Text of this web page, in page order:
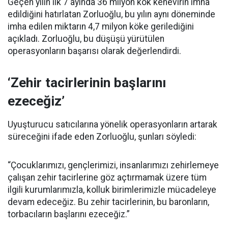
Geçen yılın ilk 7 ayında 36 milyon kök kenevirin imha
edildiğini hatırlatan Zorluoğlu, bu yılın aynı döneminde
imha edilen miktarın 4,7 milyon köke gerilediğini
açıkladı. Zorluoğlu, bu düşüşü yürütülen
operasyonların başarısı olarak değerlendirdi.
‘Zehir tacirlerinin başlarını
ezeceğiz’
Uyuşturucu satıcılarına yönelik operasyonların artarak
süreceğini ifade eden Zorluoğlu, şunları söyledi:
“Çocuklarımızı, gençlerimizi, insanlarımızı zehirlemeye
çalışan zehir tacirlerine göz açtırmamak üzere tüm
ilgili kurumlarımızla, kolluk birimlerimizle mücadeleye
devam edeceğiz. Bu zehir tacirlerinin, bu baronların,
torbacıların başlarını ezeceğiz.”